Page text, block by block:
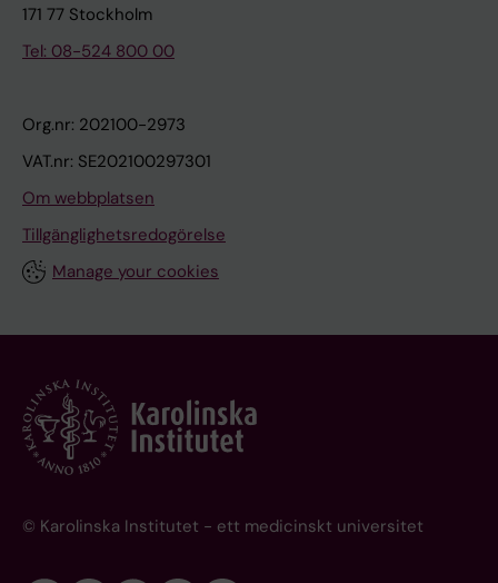
171 77 Stockholm
Tel: 08-524 800 00
Org.nr: 202100-2973
VAT.nr: SE202100297301
Om webbplatsen
Tillgänglighetsredogörelse
Manage your cookies
© Karolinska Institutet - ett medicinskt universitet